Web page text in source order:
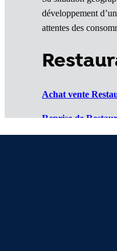
développement d’un
attentes des
Achat vente
Reprise de